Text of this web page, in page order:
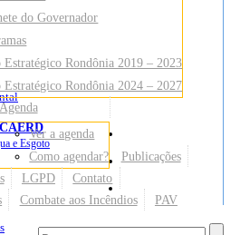
CAERD
e Esgoto
Sites
do Governador
Estratégico Rondônia 2019 – 2023
Estratégico Rondônia 2024 – 2027
Ver a agenda
Como agendar?
Publicações
LGPD
Contato
Combate aos Incêndios PAV